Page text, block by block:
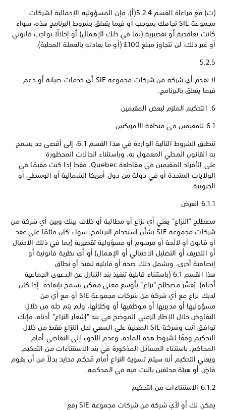
(ت) مع مراعاة القسم 5.2.4(أ)، فإن المسؤولية الإجمالية لشركات
مجموعة SIE تجاهك بموجب أو فيما يتعلق بشروط البرنامج هذه، سواء
كانت تعاقدية أو تقصيرية (بما في ذلك الإهمال) أو إخلالًا بواجب قانوني
أو غير ذلك، لن تتجاوز مبلغ 100£ (أو ما يعادله بالعملة المحلية).
5.2.5
لا تقدم أي شركة من شركات مجموعة SIE أي خدمات صيانة أو دعم
فيما يتعلق بالبرنامج.
6. التحكيم الملزم لبعض المقيمين
6.1 للمقيمين في منطقة الأمريكتين
تنطبق الشروط التالية الواردة في هذا القسم 6.1، إلى أقصى حد يسمح
به القانون المحلي المعمول به، وباستثناء الحالات المحظورة
على الأفراد المقيمين في مقاطعة Quebec، فقط إذا كنت مقيمًا في
الولايات المتحدة أو في دولة من دول أمريكا الشمالية أو الوسطى أو
الجنوبية.
6.1.1 الغرض
مصطلح "النزاع" يعني أي نزاع أو مطالبة أو خلاف بينك وبين أي شركة من
شركات مجموعة SIE بشأن استخدام البرنامج، سواء كان قائمًا على عقد
أو قانون أو لائحة أو مرسوم أو مسؤولية تقصيرية (بما في ذلك الاحتيال
أو التحريف أو التضليل الاحتيالي أو الإهمال) أو أي نظرية قانونية أو
إنصافية أخرى، ويشمل ذلك صحة أو قابلية تنفيذ أو نطاق
هذا القسم 6.1 (باستثناء قابلية تنفيذ بند التنازل عن الدعوى الجماعية
أدناه). يُفسَّر مصطلح "نزاع" بأوسع معنى ممكن يسمح بإنفاذه. إذا كان
لديك نزاع مع أي شركة من شركات مجموعة SIE أو مع أي من
مسؤوليها أو مديريها أو موظفيها أو وكلائها، ولم يتم حله من خلال
التفاوض خلال الإطار الزمني الموضح في بند "إشعار النزاع" أدناه، فإنك
توافق أنت وشركة SIE المعنية على السعي لحل النزاع فقط من خلال
التحكيم وفقًا لشروط هذه المادة، وعدم اللجوء إلى التقاضي أمام
المحاكم، باستثناء المسائل المذكورة في بند الاستثناءات من التحكيم.
ويعني التحكيم أنه سيتم تسوية النزاع أمام مُحكم محايد بدلاً من أن يقوم
قاضٍ أو هيئة محلفين بالبت فيه في المحكمة.
6.1.2 الاستثناءات من التحكيم
يمكن لك أو لأي شركة من شركات مجموعة SIE رفع